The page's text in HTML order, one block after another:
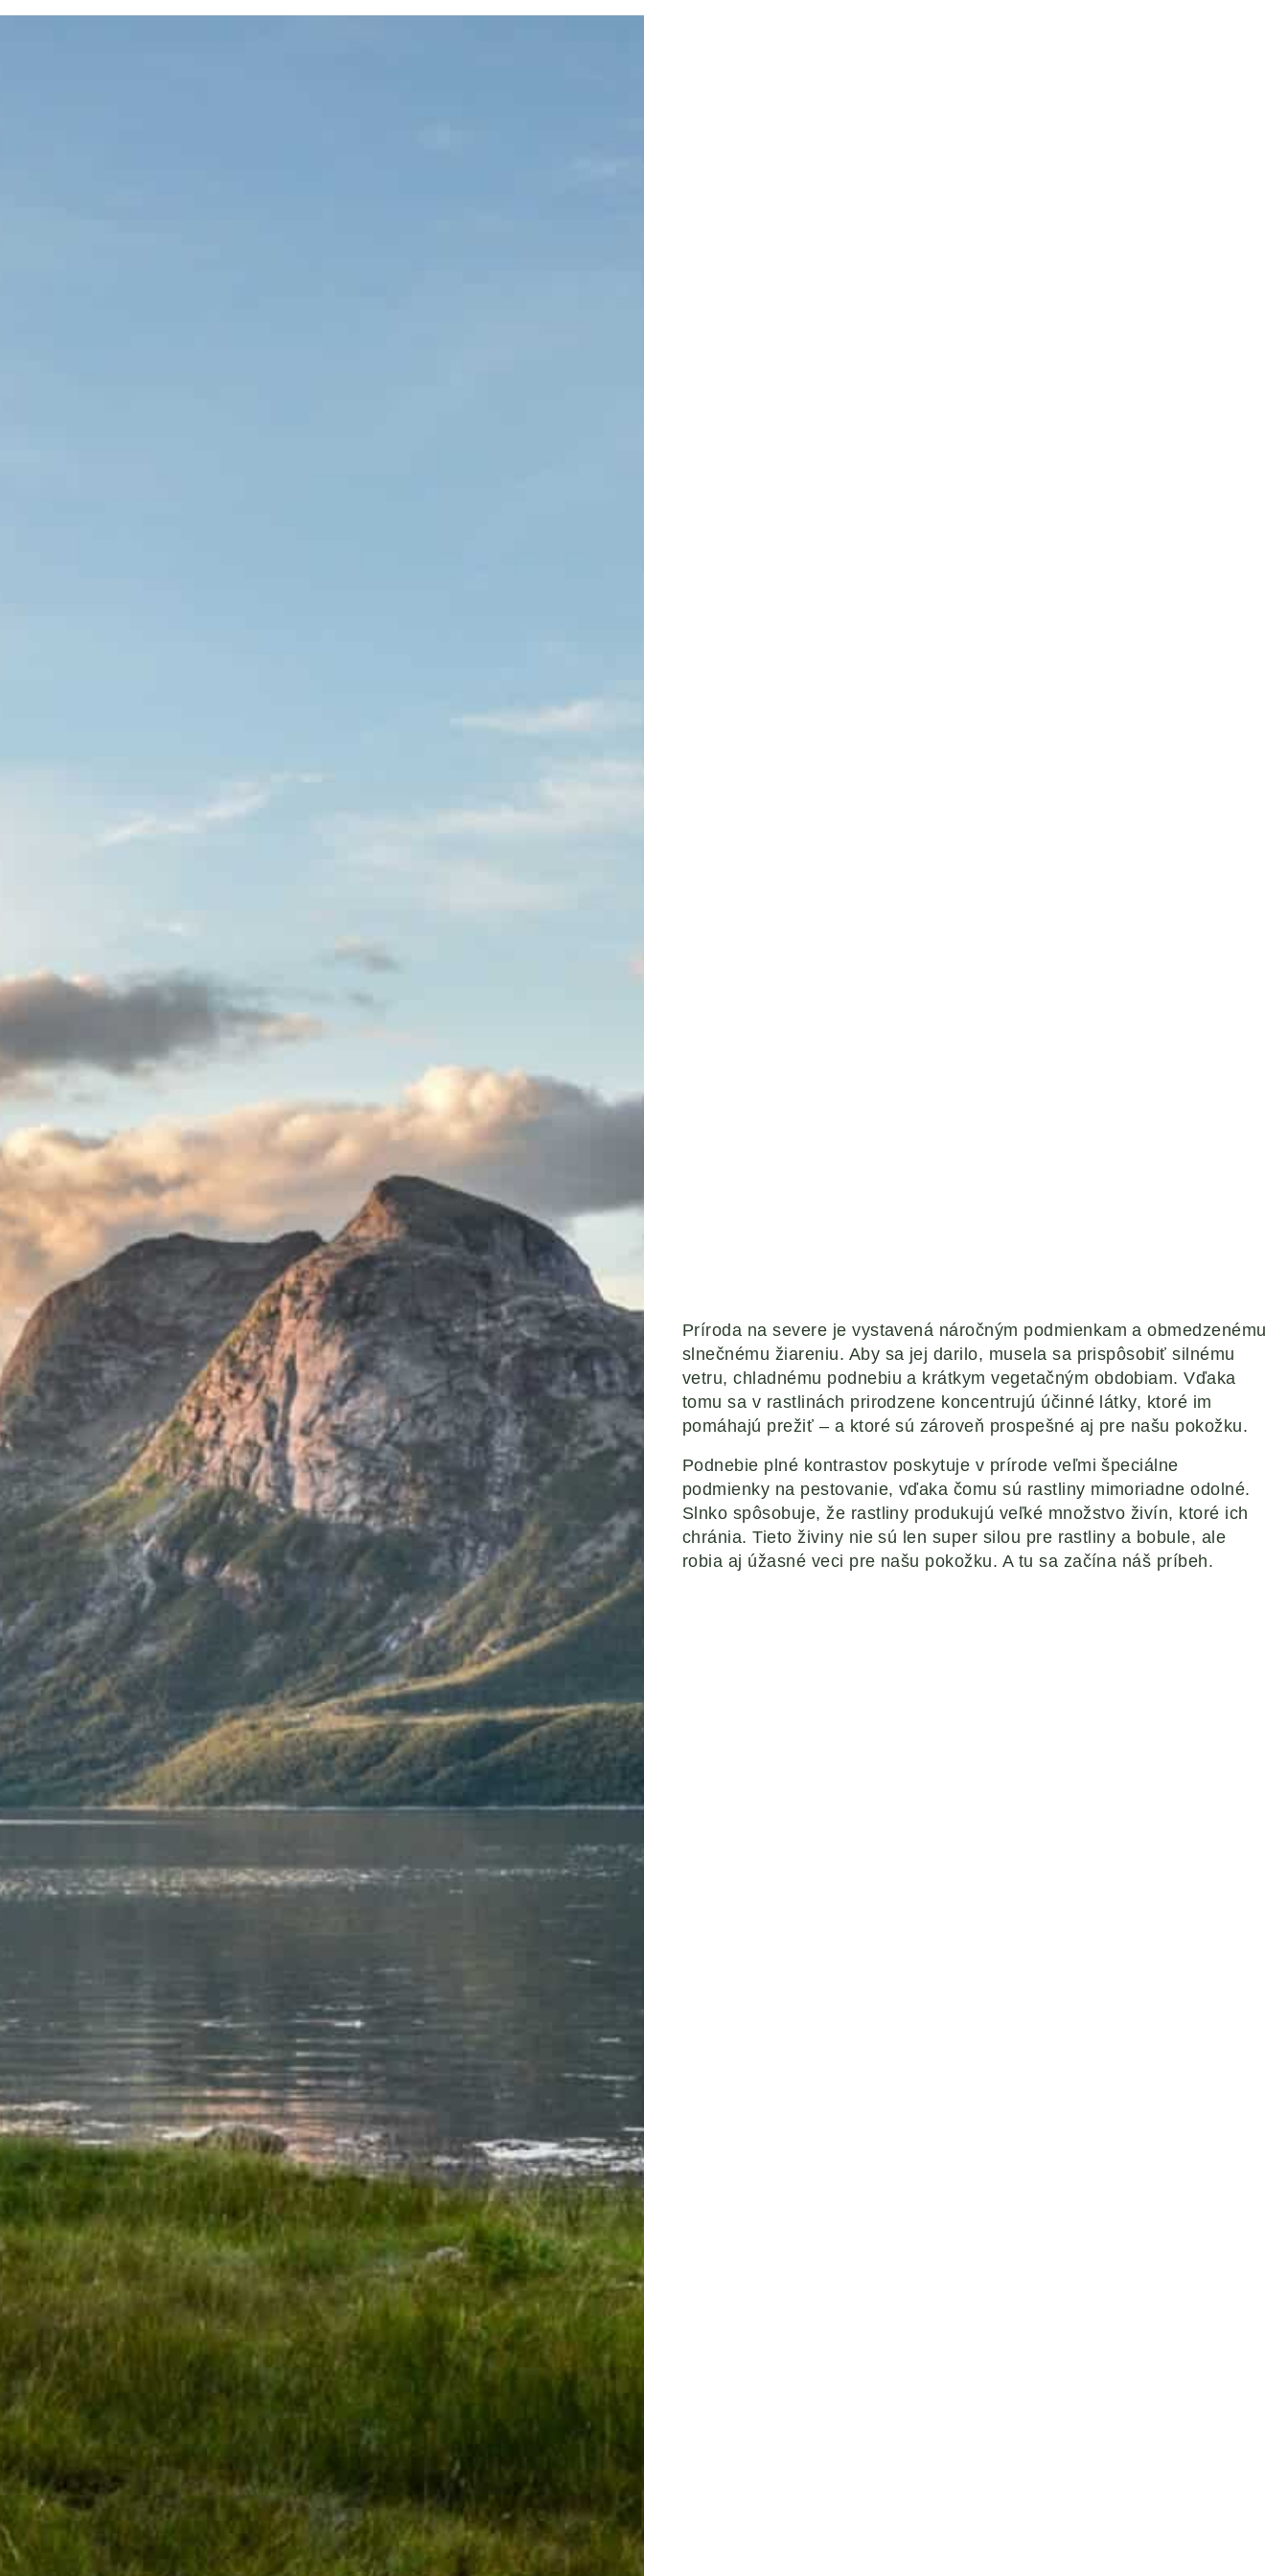
Príroda na severe je vystavená náročným podmienkam a obmedzenému
slnečnému žiareniu. Aby sa jej darilo, musela sa prispôsobiť silnému
vetru, chladnému podnebiu a krátkym vegetačným obdobiam. Vďaka
tomu sa v rastlinách prirodzene koncentrujú účinné látky, ktoré im
pomáhajú prežiť – a ktoré sú zároveň prospešné aj pre našu pokožku.
Podnebie plné kontrastov poskytuje v prírode veľmi špeciálne
podmienky na pestovanie, vďaka čomu sú rastliny mimoriadne odolné.
Slnko spôsobuje, že rastliny produkujú veľké množstvo živín, ktoré ich
chránia. Tieto živiny nie sú len super silou pre rastliny a bobule, ale
robia aj úžasné veci pre našu pokožku. A tu sa začína náš príbeh.